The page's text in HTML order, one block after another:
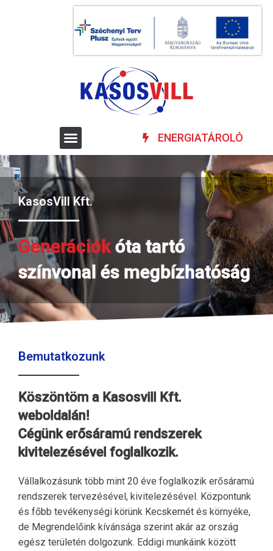
ENERGIATÁROLÓ
KasosVill Kft.
Generációkóta tartó
színvonal és megbízhatóság
Bemutatkozunk
Köszöntöm a Kasosvill Kft.
weboldalán!
Cégünk erősáramú rendszerek
kivitelezésével foglalkozik.
Vállalkozásunk több mint 20 éve foglalkozik erősáramú
rendszerek tervezésével, kivitelezésével. Központunk
és főbb tevékenységi körünk Kecskemét és környéke,
de Megrendelőink kívánsága szerint akár az ország
egész területén dolgozunk. Eddigi munkáink között